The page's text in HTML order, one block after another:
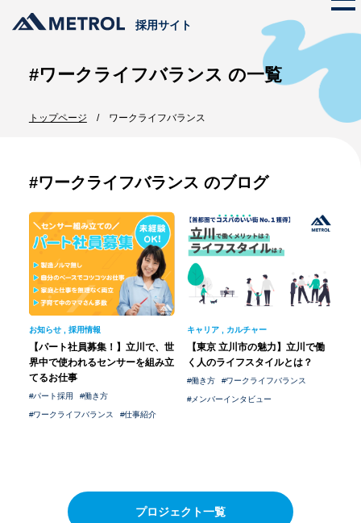
採用サイト
メトロールの文化
ストーリー
メトロールの文化
働く体制
プロジェクト紹介
メンバー紹介
採用情報
新卒採用
中途採用
シニア採用
パート採用
インターンシップ
エントリー
新卒採用
メトロールブログ
#ワークライフバランス の一覧
トップページ ワークライフバランス
#ワークライフバランス のブログ
お知らせ, 採用情報
【パート社員募集！】立川で、世
界中で使われるセンサーを組み立
てるお仕事
パート採用 働き方
ワークライフバランス 仕事紹介
キャリア, カルチャー
【東京 立川市の魅力】立川で働
く人のライフスタイルとは？
働き方 ワークライフバランス
メンバーインタビュー
プロジェクト一覧